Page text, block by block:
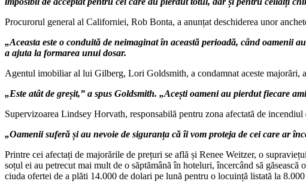
Procurorul general al Californiei, Rob Bonta, a anunțat deschiderea unor
„Aceasta este o conduită de neimaginat în această perioadă, când oamenii
a ajuta la formarea unui dosar.
Agentul imobiliar al lui Gilberg, Lori Goldsmith, a condamnat aceste majorări,
„Este atât de greșit,” a spus Goldsmith. „Acești oameni au pierdut fiecare
Supervizoarea Lindsey Horvath, responsabilă pentru zona afectată de
„Oamenii suferă și au nevoie de siguranța că îi vom proteja de cei care ar
Printre cei afectați de majorările de prețuri se află și Renee Weitzer, o
soțul ei au petrecut mai mult de o săptămână în hoteluri, încercând să
ciuda ofertei de a plăti 14.000 de dolari pe lună pentru o locuință listată la